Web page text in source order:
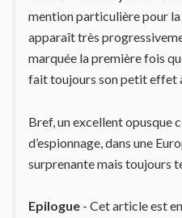
mention particulière pour
apparaît très
marquée la première fois
fait toujours son petit effet
Bref, un excellent opusque
d’espionnage, dans une
surprenante mais toujours
Epilogue- Cet article est